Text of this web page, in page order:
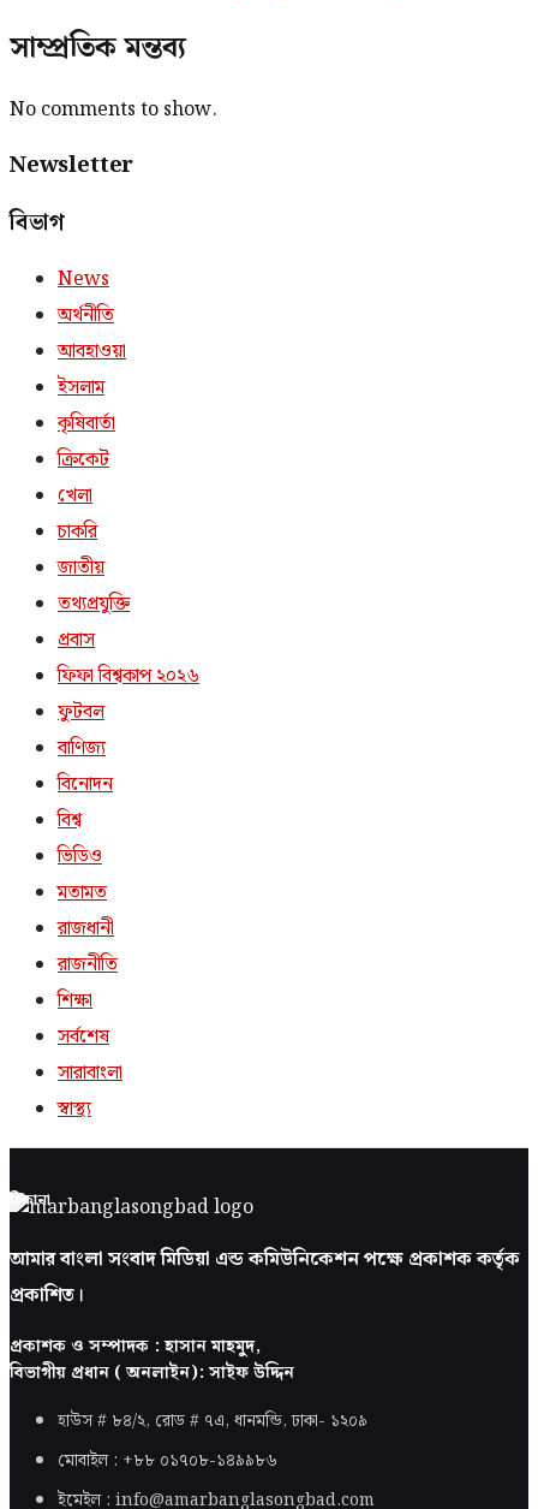
সাম্প্রতিক মন্তব্য
No comments to show.
Newsletter
বিভাগ
News
অর্থনীতি
আবহাওয়া
ইসলাম
কৃষিবার্তা
ক্রিকেট
খেলা
চাকরি
জাতীয়
তথ্যপ্রযুক্তি
প্রবাস
ফিফা বিশ্বকাপ ২০২৬
ফুটবল
বাণিজ্য
বিনোদন
বিশ্ব
ভিডিও
মতামত
রাজধানী
রাজনীতি
শিক্ষা
সর্বশেষ
সারাবাংলা
স্বাস্থ্য
ঠিকানা
আমার বাংলা সংবাদ মিডিয়া এন্ড কমিউনিকেশন পক্ষে প্রকাশক কর্তৃক
প্রকাশিত।
প্রকাশক ও সম্পাদক : হাসান মাহমুদ,
বিভাগীয় প্রধান ( অনলাইন): সাইফ উদ্দিন
হাউস # ৮৪/২, রোড # ৭এ, ধানমন্ডি, ঢাকা- ১২০৯
মোবাইল : +৮৮ ০১৭০৮-১৪৯৯৮৬
ইমেইল : info@amarbanglasongbad.com